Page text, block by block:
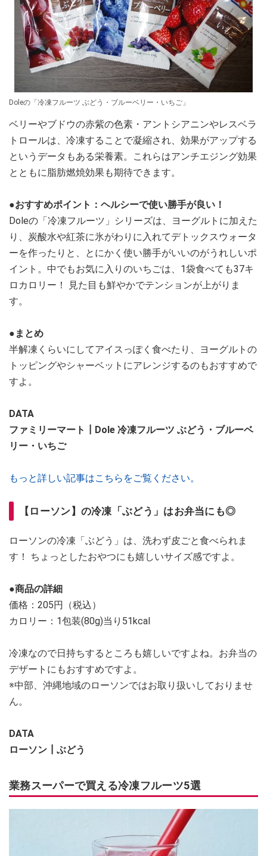
Doleの「冷凍フルーツ ぶどう・ブルーベリー・いちご」
ベリーやブドウの赤紫の色素・アントシアニンやレスベラ
トロールは、冷凍することで凝縮され、効果がアップする
というデータもある栄養素。これらはアンチエジング効果
とともに脂肪燃焼効果も期待できます。
●おすすめポイント：ヘルシーで使い勝手が良い！
Doleの「冷凍フルーツ」シリーズは、ヨーグルトに加えた
り、炭酸水や紅茶に氷がわりに入れてデトックスウォータ
ーを作ったりと、とにかく使い勝手がいいのがうれしいポ
イント。中でもお気に入りのいちごは、1袋食べても37キ
ロカロリー！ 見た目も鮮やかでテンションが上がりま
す。
●まとめ
半解凍くらいにしてアイスっぽく食べたり、ヨーグルトの
トッピングやシャーベットにアレンジするのもおすすめで
すよ。
DATA
ファミリーマート┃Dole 冷凍フルーツ ぶどう・ブルーベ
リー・いちご
もっと詳しい記事はこちらをご覧ください。
【ローソン】の冷凍「ぶどう」はお弁当にも◎
ローソンの冷凍「ぶどう」は、洗わず皮ごと食べられま
す！ ちょっとしたおやつにも嬉しいサイズ感ですよ。
●商品の詳細
価格：205円（税込）
カロリー：1包装(80g)当り51kcal
冷凍なので日持ちするところも嬉しいですよね。お弁当の
デザートにもおすすめですよ。
※中部、沖縄地域のローソンではお取り扱いしておりませ
ん。
DATA
ローソン┃ぶどう
業務スーパーで買える冷凍フルーツ5選